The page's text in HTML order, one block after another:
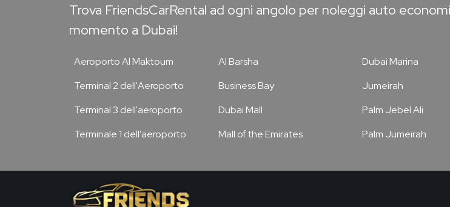
Trova FriendsCarRental ad ogni angolo per noleggi auto
momento a Dubai!
Aeroporto Al Maktoum
Terminal 2 dell'Aeroporto
Terminal 3 dell'aeroporto
Terminale 1 dell'aeroporto
Al Barsha
Business Bay
Dubai Mall
Mall of the Emirates
Dubai Marina
Jumeirah
Palm Jebel Ali
Palm Jumeirah